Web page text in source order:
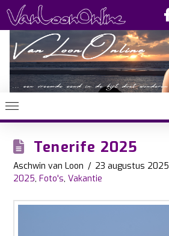
Tenerife 2025
Aschwin van Loon
23 augustus 2025
2025,Foto's,Vakantie